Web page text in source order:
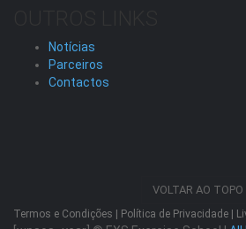
Notícias
Parceiros
Contactos
VOLTAR AO TOPO
Termos e Condições Política de Privacidade